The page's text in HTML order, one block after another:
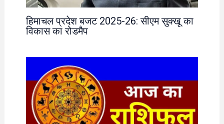
हिमाचल प्रदेश बजट 2025-26: सीएम सुक्खू का
विकास का रोडमैप